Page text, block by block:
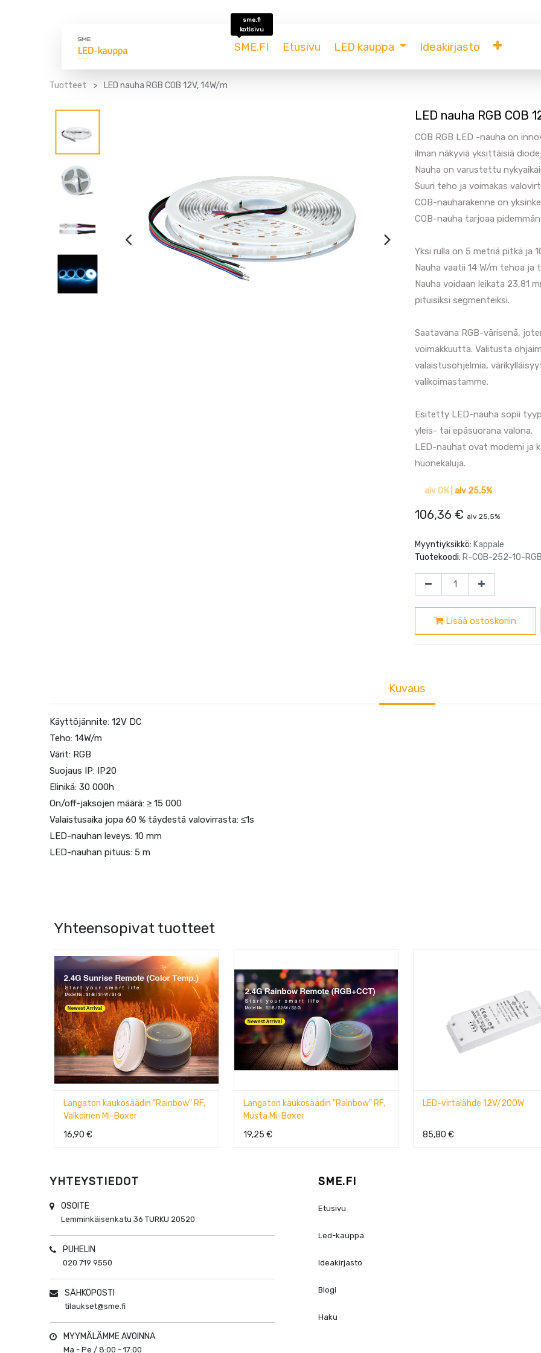
SME.FI
sme.fi
kotisivu
Etusivu LED kauppa Ideakirjasto
Tuotteet LED nauha RGB COB 12V, 14W/m
LED nauha RGB COB
COB RGB LED -nauha on
ilman näkyviä yksittäisiä
Nauha on varustettu
Suuri teho ja voimakas
COB-nauharakenne on
COB-nauha tarjoaa
Yksi rulla on 5 metriä pitkä ja
Nauha vaatii 14 W/m tehoa ja
Nauha voidaan leikata 23,81
pituisiksi segmenteiksi.
Saatavana RGB-värisenä,
voimakkuutta. Valitusta
valaistusohjelmia,
valikoimastamme.
Esitetty LED-nauha sopii
yleis- tai epäsuorana valona.
LED-nauhat ovat moderni ja
huonekaluja.
alv 0%| alv 25,5%
106,36 € alv 25,5%
Myyntiyksikkö: Kappale
Tuotekoodi: R-COB-252-10-
Lisää ostoskoriin
Kuvaus
Käyttöjännite: 12V DC
Teho: 14W/m
Värit: RGB
Suojaus IP: IP20
Elinikä: 30 000h
On/off-jaksojen määrä: ≥ 15 000
Valaistusaika jopa 60 % täydestä valovirrasta: ≤1s
LED-nauhan leveys: 10 mm
LED-nauhan pituus: 5 m
Yhteensopivat tuotteet
"Rainbow" RF,
Langaton kaukosäädin "Rainbow" RF,
Musta Mi-Boxer
LED-virtalähde 12V/200W LED-virtalähde
YHTEYSTIEDOT
OSOITE
Lemminkäisenkatu 36 TURKU 20520
PUHELIN
020 719 9550
SÄHKÖPOSTI
tilaukset@sme.fi
MYYMÄLÄMME AVOINNA
Ma - Pe / 8:00 - 17:00
SME.FI
Etusivu
Led-kauppa
Ideakirjasto
Blogi
Haku